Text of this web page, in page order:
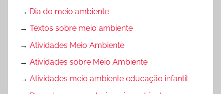
→ Dia do meio ambiente
→ Textos sobre meio ambiente
→ Atividades Meio Ambiente
→ Atividades sobre Meio Ambiente
→ Atividades meio ambiente educação infantil